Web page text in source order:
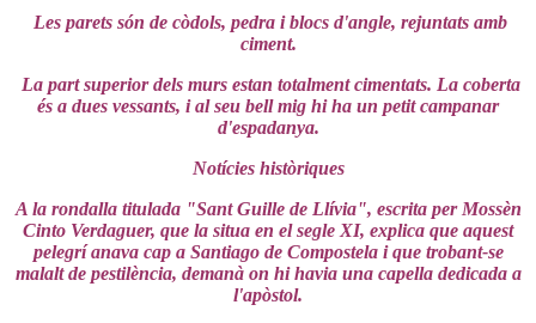
Les parets són de còdols, pedra i blocs d'angle, rejuntats amb
ciment.
La part superior dels murs estan totalment cimentats. La coberta
és a dues vessants, i al seu bell mig hi ha un petit campanar
d'espadanya.
Notícies històriques
A la rondalla titulada "Sant Guille de Llívia", escrita per Mossèn
Cinto Verdaguer, que la situa en el segle XI, explica que aquest
pelegrí anava cap a Santiago de Compostela i que trobant-se
malalt de pestilència, demanà on hi havia una capella dedicada a
l'apòstol.